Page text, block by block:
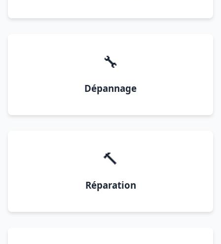
🔧
Dépannage
🔨
Réparation